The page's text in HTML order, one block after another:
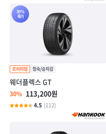
30%
특가
웨더플렉스 GT
30% 113,200원
4.5 (112)